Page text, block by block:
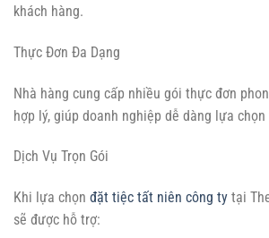
khách hàng.
Thực Đơn Đa Dạng
Nhà hàng cung cấp nhiều gói thực đơn
hợp lý, giúp doanh nghiệp dễ dàng lựa
Dịch Vụ Trọn Gói
Khi lựa chọn đặt tiệc tất niên công ty tại
sẽ được hỗ trợ: